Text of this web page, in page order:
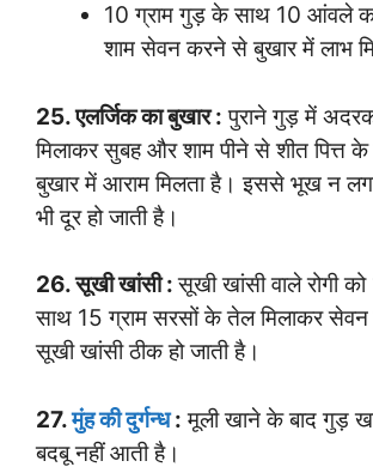
10 ग्राम गुड़ के साथ 10 आंवले
शाम सेवन करने से बुखार में लाभ
25. एलर्जिक का बुखार : पुराने गुड़ में
मिलाकर सुबह और शाम पीने से शीत पित्त के
बुखार में आराम मिलता है। इससे भूख न
भी दूर हो जाती है।
26. सूखी खांसी :सूखी खांसी वाले रोगी
साथ 15 ग्राम सरसों के तेल मिलाकर
सूखी खांसी ठीक हो जाती है।
27.मुंह की दुर्गन्ध: मूली खाने के बाद गुड़
बदबू नहीं आती है।